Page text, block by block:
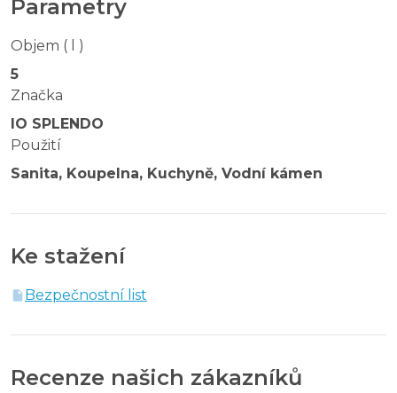
Parametry
Objem ( l )
5
Značka
IO SPLENDO
Použití
Sanita, Koupelna, Kuchyně, Vodní kámen
Ke stažení
Bezpečnostní list
Recenze našich zákazníků